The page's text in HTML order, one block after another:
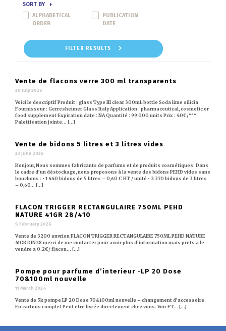
SORT BY
ALPHABETICAL
ORDER
PUBLICATION
DATE
FILTER RESULTS
Vente de flacons verre 300 ml transparents
20 July 2026
Voici le descriptif Produit : glass Type III clear 300mL bottle Soda lime silicia
Fournisseur : Gerresheimer Glass Italy Application : pharmaceutical, cosmetic or
food supplement Expiration date : NA Quantité : 99 000 units Prix : 40€/°°°
Palettisation jointe… [...]
Vente de bidons 5 litres et 3 litres vides
23 June 2026
Bonjour, Nous sommes fabricants de parfums et de produits cosmétiques. Dans
le cadre d’un déstockage, nous proposons à la vente des bidons PEHD vides sans
bouchons : • 1 440 bidons de 5 litres – 0,60 € HT / unité • 2 370 bidons de 3 litres
– 0,60… [...]
FLACON TRIGGER RECTANGULAIRE 750ML PEHD
NATURE 41GR 28/410
5 February 2026
Vente de 3200 envrion FLACON TRIGGER RECTANGULAIRE 750ML PEHD NATURE
41GR DIN28 merci de me contacter pour avoir plus d’information mais prets a le
vendre a 0.2€/ flacon… [...]
Pompe pour parfume d’interieur -LP 20 Dose
70&100ml nouvelle
11 March 2024
Vente de 5k pompe LP 20 Dose 70&100ml nouvelle – changement d’accessoire
En cartons complet Peut etre livrée directement chez vous. Voir FT… [...]